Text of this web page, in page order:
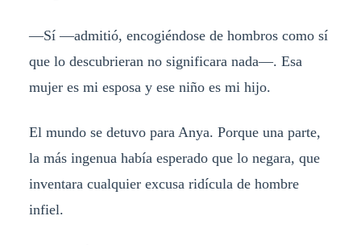
—Sí —admitió, encogiéndose de hombros como sí
que lo descubrieran no significara nada—. Esa
mujer es mi esposa y ese niño es mi hijo.
El mundo se detuvo para Anya. Porque una parte,
la más ingenua había esperado que lo negara, que
inventara cualquier excusa ridícula de hombre
infiel.